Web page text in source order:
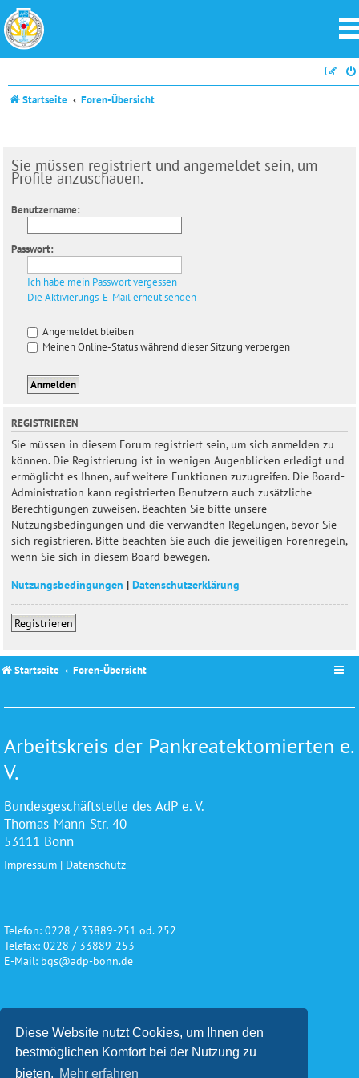
Diese Website nutzt Cookies, um Ihnen den
bestmöglichen Komfort bei der Nutzung zu
bieten. Mehr erfahren
Startseite Foren-Übersicht
Sie müssen registriert und angemeldet sein, um
Profile anzuschauen.
Benutzername:
Passwort:
Ich habe mein Passwort vergessen
Die Aktivierungs-E-Mail erneut senden
Angemeldet bleiben
Meinen Online-Status während dieser Sitzung verbergen
REGISTRIEREN
Sie müssen in diesem Forum registriert sein, um sich anmelden zu
können. Die Registrierung ist in wenigen Augenblicken erledigt und
ermöglicht es Ihnen, auf weitere Funktionen zuzugreifen. Die Board-
Administration kann registrierten Benutzern auch zusätzliche
Berechtigungen zuweisen. Beachten Sie bitte unsere
Nutzungsbedingungen und die verwandten Regelungen, bevor Sie
sich registrieren. Bitte beachten Sie auch die jeweiligen Forenregeln,
wenn Sie sich in diesem Board bewegen.
Nutzungsbedingungen | Datenschutzerklärung
Registrieren
Startseite Foren-Übersicht
Arbeitskreis der Pankreatektomierten e.
V.
Bundesgeschäftstelle des AdP e. V.
Thomas-Mann-Str. 40
53111 Bonn
Impressum | Datenschutz
Telefon: 0228 / 33889-251 od. 252
Telefax: 0228 / 33889-253
E-Mail: bgs@adp-bonn.de
Wir danken für die freundliche
Unterstützung und Förderung